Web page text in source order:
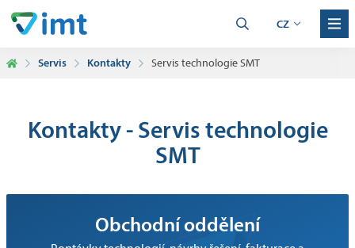
CZ
Servis Kontakty Servis technologie SMT
Kontakty - Servis technologie
SMT
Obchodní oddělení